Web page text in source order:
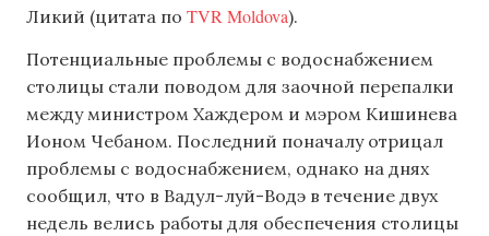
Ликий (цитата по TVR Moldova).
Потенциальные проблемы с водоснабжением
столицы стали поводом для заочной перепалки
между министром Хаждером и мэром Кишинева
Ионом Чебаном. Последний поначалу отрицал
проблемы с водоснабжением, однако на днях
сообщил, что в Вадул-луй-Водэ в течение двух
недель велись работы для обеспечения столицы